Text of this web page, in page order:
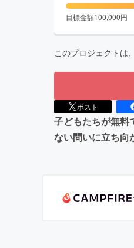
目標金額100,000円
このプロジェクトは、
ポスト
子どもたちが無料
ない問いに立ち向